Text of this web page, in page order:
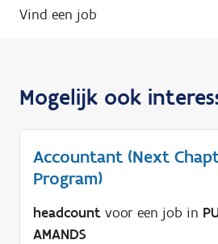
Vind een job
Mogelijk ook
Accountant (Next
Program)
headcount voor een job in
AMANDS